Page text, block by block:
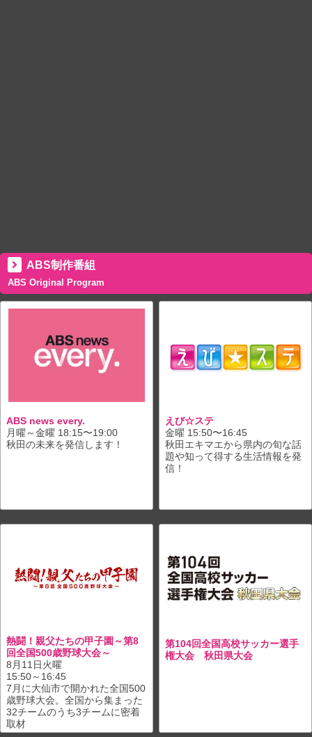
ABS制作番組
ABS Original Program
ABS news every.
月曜～金曜 18:15〜19:00
秋田の未来を発信します！
えび☆ステ
金曜 15:50〜16:45
秋田エキマエから県内の旬な話
題や知って得する生活情報を発
信！
熱闘！親父たちの甲子園～第8
回全国500歳野球大会～
8月11日火曜
15:50～16:45
7月に大仙市で開かれた全国500
歳野球大会。全国から集まった
32チームのうち3チームに密着
取材
第104回全国高校サッカー選手
権大会 秋田県大会